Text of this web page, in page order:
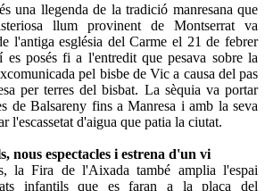
una llegenda de la tradició manresana que
llum provinent de Montserrat va
l'antiga església del Carme el 21 de febrer
posés fi a l'entredit que pesava sobre la
pel bisbe de Vic a causa del pas
per terres del bisbat. La sèquia va portar
de Balsareny fins a Manresa i amb la seva
l'escassetat d'aigua que patia la ciutat.
nous espectacles i estrena d'un vi
la Fira de l'Aixada també amplia l'espai
infantils que es faran a la plaça del